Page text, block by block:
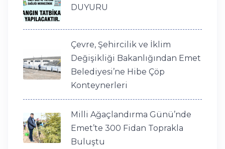
DUYURU
Çevre, Şehircilik ve İklim
Değişikliği Bakanlığından Emet
Belediyesi’ne Hibe Çöp
Konteynerleri
Milli Ağaçlandırma Günü’nde
Emet’te 300 Fidan Toprakla
Buluştu